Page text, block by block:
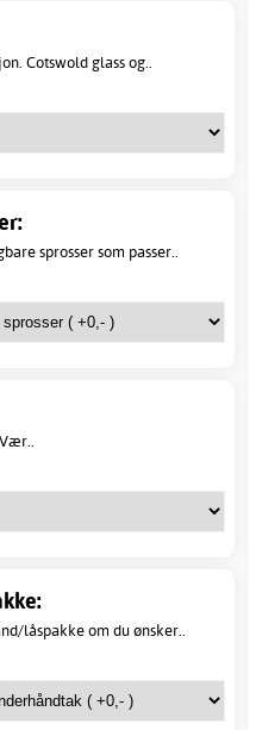
Cotswold glass og..
sprosser som passer..
låspakke om du ønsker..